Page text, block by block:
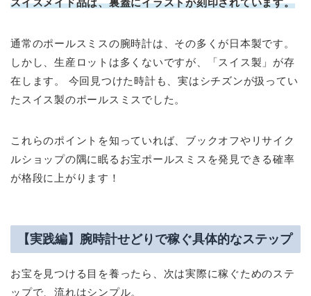
スイスメイド品は、裏蓋にイラストが刻印されています。
通常のポールスミスの腕時計は、その多くが日本製です。
しかし、生産ロットは多くないですが、「スイス製」が存
在します。 今回見つけた時計も、実はシチズンが扱ってい
たスイス製のポールスミスでした。
これらのポイントを知っていれば、ブックオフやリサイク
ルショップの隅に眠るお宝ポールスミスを発見できる確率
が格段に上がります！
【実践編】腕時計せどりで稼ぐ具体的なステップ
お宝を見つける目を養ったら、次は実際に稼ぐためのステ
ップで、流れはシンプル。